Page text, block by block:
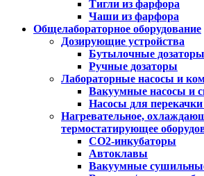
Тигли из фарфора
Чаши из фарфора
Общелабораторное оборудование
Дозирующие устройства
Бутылочные дозаторы
Ручные дозаторы
Лабораторные насосы и
Вакуумные насосы и
Насосы для
Нагревательное,
термостатирующее
CO2-инкубаторы
Автоклавы
Вакуумные